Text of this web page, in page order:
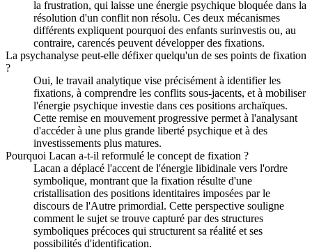
la frustration, qui laisse une énergie psychique bloquée dans la
résolution d'un conflit non résolu. Ces deux mécanismes
différents expliquent pourquoi des enfants surinvestis ou, au
contraire, carencés peuvent développer des fixations.
La psychanalyse peut-elle défixer quelqu'un de ses points de fixation
?
Oui, le travail analytique vise précisément à identifier les
fixations, à comprendre les conflits sous-jacents, et à mobiliser
l'énergie psychique investie dans ces positions archaïques.
Cette remise en mouvement progressive permet à l'analysant
d'accéder à une plus grande liberté psychique et à des
investissements plus matures.
Pourquoi Lacan a-t-il reformulé le concept de fixation ?
Lacan a déplacé l'accent de l'énergie libidinale vers l'ordre
symbolique, montrant que la fixation résulte d'une
cristallisation des positions identitaires imposées par le
discours de l'Autre primordial. Cette perspective souligne
comment le sujet se trouve capturé par des structures
symboliques précoces qui structurent sa réalité et ses
possibilités d'identification.